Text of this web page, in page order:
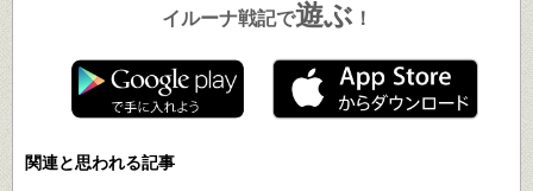
イルーナ戦記で遊ぶ ！
関連と思われる記事